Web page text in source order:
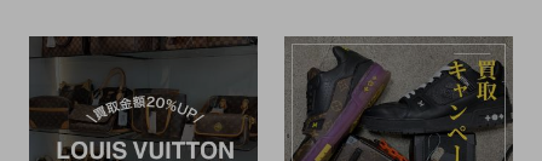
るならBRAND COLLECT
原宿店へ！当店限定お得な
買取金額UPキャンペーン
が始まります！
NEでの簡単査定・事前査
定でも対象ブランドの買取
金額が20％アップ！高価買
取ならブランドコレクト麻
布十番店へ！